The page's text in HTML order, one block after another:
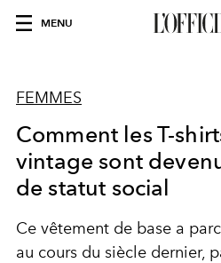
MENU
FEMMES
Comment les T-
vintage sont
de statut social
Ce vêtement de base a
au cours du siècle dernier,